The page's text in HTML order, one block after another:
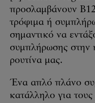
προσλαμβάνουν
τρόφιμα ή
σημαντικό να
συμπλήρωσης στην
ρουτίνα μας.
Ένα απλό πλάνο
κατάλληλο για